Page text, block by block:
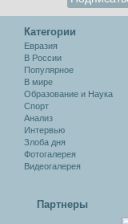
Категории
Евразия
В России
Популярное
В мире
Образование и Наука
Спорт
Анализ
Интервью
Злоба дня
Фотогалерея
Видеогалерея
Партнеры